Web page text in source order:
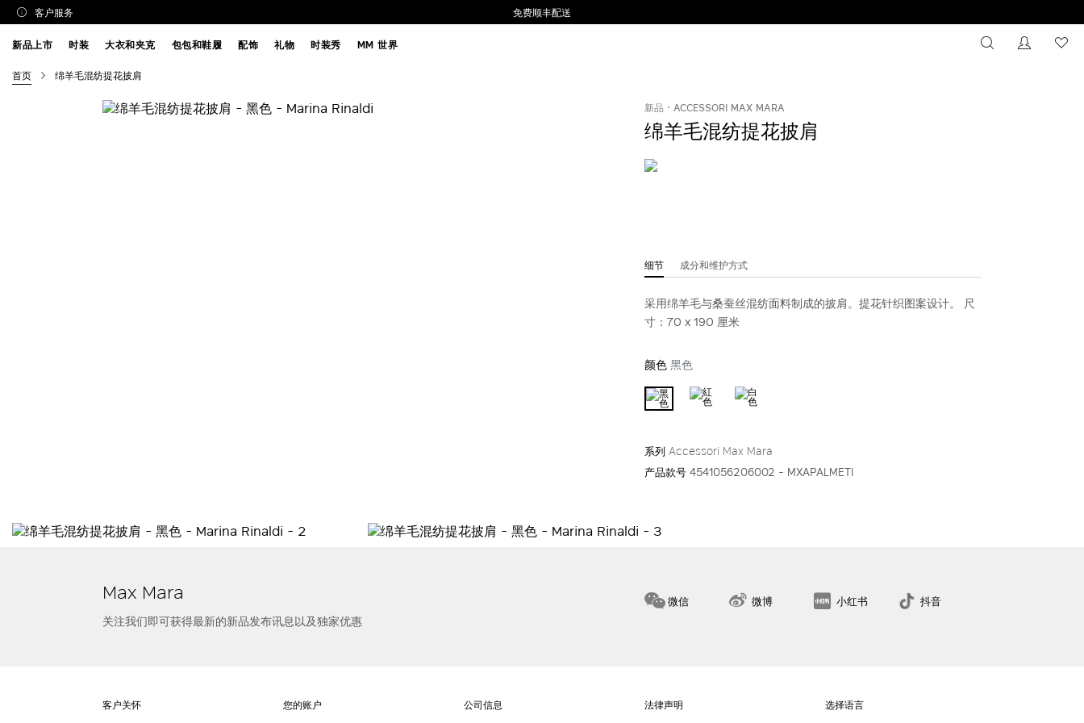
客户服务 免费顺丰配送
搜索 没有注
新品上市 时装 大衣和夹克 包包和鞋履 配饰 礼物 时装秀 MM 世界
首页 绵羊毛混纺提花披肩
新品 ACCESSORI MAX MARA
绵羊毛混纺提花披肩
细节 成分和维护方式
采用绵羊毛与桑蚕丝混纺面料制成的披肩。提花针织图案设计。 尺
寸：70 x 190 厘米
颜色黑色
系列 Accessori Max Mara
产品款号4541056206002 - MXAPALMETI
Max Mara
关注我们即可获得最新的新品发布讯息以及独家优惠
微信 微博 小红书 抖音
客户关怀 您的账户 公司信息 法律声明 选择语言